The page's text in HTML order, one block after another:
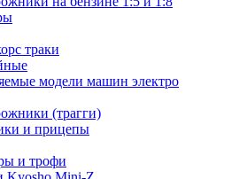
траки
модели машин электро
(трагги)
и прицепы
и трофи